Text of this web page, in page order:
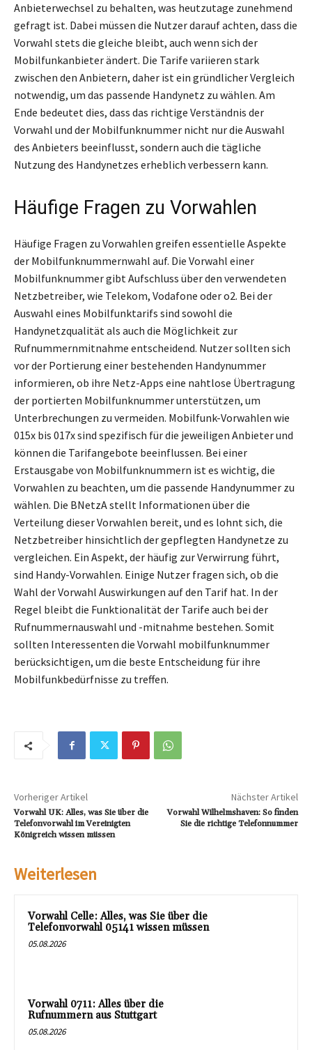
Anbieterwechsel zu behalten, was heutzutage zunehmend
gefragt ist. Dabei müssen die Nutzer darauf achten, dass die
Vorwahl stets die gleiche bleibt, auch wenn sich der
Mobilfunkanbieter ändert. Die Tarife variieren stark
zwischen den Anbietern, daher ist ein gründlicher Vergleich
notwendig, um das passende Handynetz zu wählen. Am
Ende bedeutet dies, dass das richtige Verständnis der
Vorwahl und der Mobilfunknummer nicht nur die Auswahl
des Anbieters beeinflusst, sondern auch die tägliche
Nutzung des Handynetzes erheblich verbessern kann.
Häufige Fragen zu Vorwahlen
Häufige Fragen zu Vorwahlen greifen essentielle Aspekte
der Mobilfunknummernwahl auf. Die Vorwahl einer
Mobilfunknummer gibt Aufschluss über den verwendeten
Netzbetreiber, wie Telekom, Vodafone oder o2. Bei der
Auswahl eines Mobilfunktarifs sind sowohl die
Handynetzqualität als auch die Möglichkeit zur
Rufnummernmitnahme entscheidend. Nutzer sollten sich
vor der Portierung einer bestehenden Handynummer
informieren, ob ihre Netz-Apps eine nahtlose Übertragung
der portierten Mobilfunknummer unterstützen, um
Unterbrechungen zu vermeiden. Mobilfunk-Vorwahlen wie
015x bis 017x sind spezifisch für die jeweiligen Anbieter und
können die Tarifangebote beeinflussen. Bei einer
Erstausgabe von Mobilfunknummern ist es wichtig, die
Vorwahlen zu beachten, um die passende Handynummer zu
wählen. Die BNetzA stellt Informationen über die
Verteilung dieser Vorwahlen bereit, und es lohnt sich, die
Netzbetreiber hinsichtlich der gepflegten Handynetze zu
vergleichen. Ein Aspekt, der häufig zur Verwirrung führt,
sind Handy-Vorwahlen. Einige Nutzer fragen sich, ob die
Wahl der Vorwahl Auswirkungen auf den Tarif hat. In der
Regel bleibt die Funktionalität der Tarife auch bei der
Rufnummernauswahl und -mitnahme bestehen. Somit
sollten Interessenten die Vorwahl mobilfunknummer
berücksichtigen, um die beste Entscheidung für ihre
Mobilfunkbedürfnisse zu treffen.
Vorheriger Artikel
Vorwahl UK: Alles, was Sie über die
Telefonvorwahl im Vereinigten
Königreich wissen müssen
Nächster Artikel
Vorwahl Wilhelmshaven: So finden
Sie die richtige Telefonnummer
Weiterlesen
Vorwahl Celle: Alles, was Sie über die
Telefonvorwahl 05141 wissen müssen
05.08.2026
Vorwahl 0711: Alles über die
Rufnummern aus Stuttgart
05.08.2026